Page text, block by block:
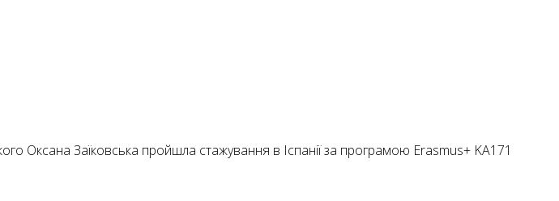
Оксана Заїковська пройшла стажування в Іспанії за програмою Erasmus+ KA171